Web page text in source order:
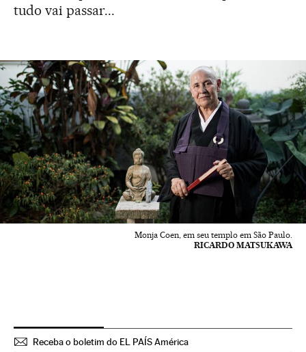
tudo vai passar...
Monja Coen, em seu templo em São Paulo.
RICARDO MATSUKAWA
Receba o boletim do EL PAÍS América